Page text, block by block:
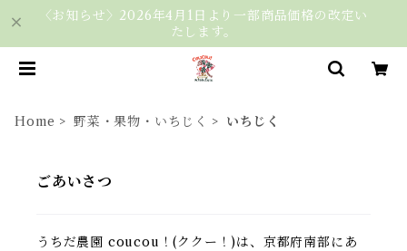
〈お知らせ〉2026年4月1日より一部商品価格の改定い
たします。
Home 野菜・果物・いちじく いちじく
ごあいさつ
うちだ農園 coucou！(ククー！)は、京都府南部にあ